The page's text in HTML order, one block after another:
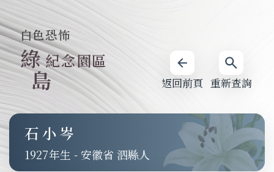
重新查詢
返回前頁
白色恐怖
綠
島
紀念園區
石小岑
1927 - 安徽省 泗縣人